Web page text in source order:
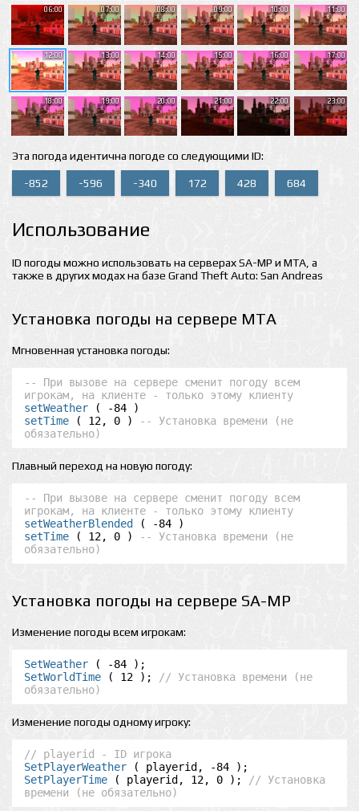
06:00 07:00 08:00 09:00 10:00 11:00
12:00 13:00 14:00 15:00 16:00 17:00
18:00 19:00 20:00 21:00 22:00 23:00
Эта погода идентична погоде со следующими ID:
-852 -596 -340 172 428 684
Использование
ID погоды можно использовать на серверах SA-MP и MTA, а
также в других модах на базе Grand Theft Auto: San Andreas
Установка погоды на сервере MTA
Мгновенная установка погоды:
-- При вызове на сервере сменит погоду всем
игрокам, на клиенте - только этому клиенту
setWeather
setTime ( 12, 0 )
-- Установка времени (не
обязательно)
Плавный переход на новую погоду:
-- При вызове на сервере сменит погоду всем
игрокам, на клиенте - только этому клиенту
setWeatherBlended
setTime ( 12, 0 )
-- Установка времени (не
обязательно)
Установка погоды на сервере SA-MP
Изменение погоды всем игрокам:
SetWeather
SetWorldTime ( 12 );
// Установка времени (не
обязательно)
Изменение погоды одному игроку:
// playerid - ID игрока
SetPlayerWeather
SetPlayerTime ( playerid, 12, 0 );
// Установка
времени (не обязательно)